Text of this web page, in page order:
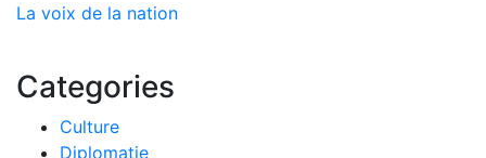
La voix de la nation
Categories
Culture
Diplomatie